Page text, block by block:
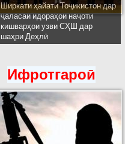
Ширкати ҳайати Тоҷикистон дар
ҷаласаи идораҳои наҷоти
кишварҳои узви СҲШ дар
шаҳри Деҳлӣ
Ифротгароӣ